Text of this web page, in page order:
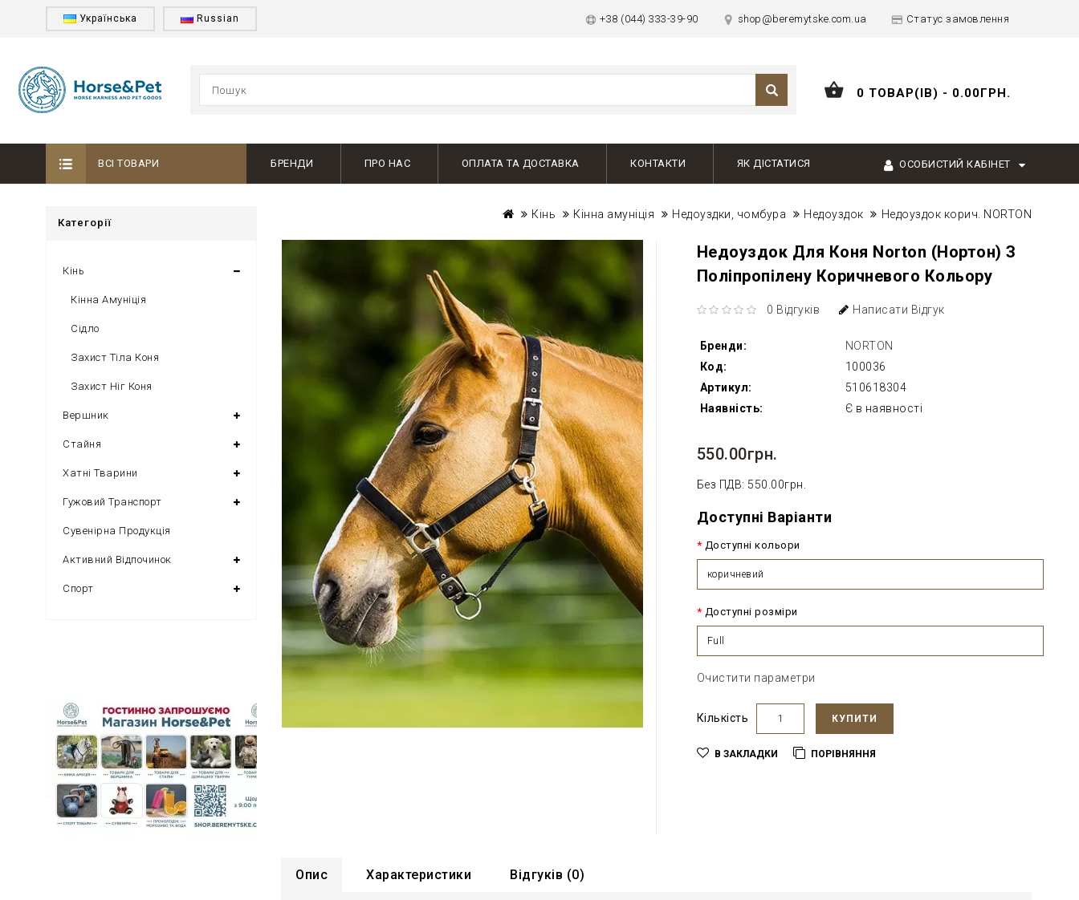
Українська Russian +38 (044) 333-39-90 shop@beremytske.com.ua Статус замовлення
0 ТОВАР(ІВ) - 0.00ГРН.
ВСІ ТОВАРИ БРЕНДИ ПРО НАС ОПЛАТА ТА ДОСТАВКА КОНТАКТИ ЯК ДІСТАТИСЯ ОСОБИСТИЙ КАБІНЕТ
Категорії
Кінь
Кінна Амуніція
Сідло
Захист Тіла Коня
Захист Ніг Коня
Вершник
Стайня
Хатні Тварини
Гужовий Транспорт
Сувенірна Продукція
Активний Відпочинок
Спорт
Кінь Кінна амуніція Недоуздки, чомбура Недоуздок Недоуздок корич. NORTON
Недоуздок Для Коня Norton (Нортон) З
Поліпропілену Коричневого Кольору
0 Відгуків Написати Відгук
Бренди:
NORTON
Код:
100036
Артикул:
510618304
Наявність:
Є в наявності
550.00грн.
Без ПДВ: 550.00грн.
Доступні Варіанти
Доступні кольори
коричневий
Доступні розміри
Full
Очистити параметри
Кількість КУПИТИ
В ЗАКЛАДКИ ПОРІВНЯННЯ
Опис Характеристики Відгуків (0)